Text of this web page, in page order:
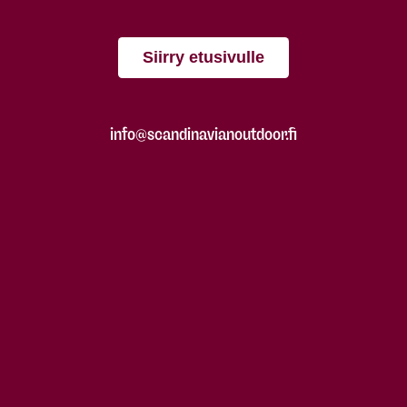
Siirry etusivulle
info@scandinavianoutdoor.fi